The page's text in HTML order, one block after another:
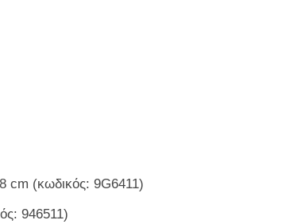
cm (κωδικός: 9G6411)
946511)